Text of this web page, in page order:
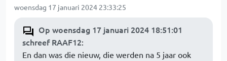
woensdag 17 januari 2024 23:33:25
Op woensdag 17 januari 2024 18:51:01
schreef RAAF12:
En dan was die nieuw, die werden na 5 jaar ook